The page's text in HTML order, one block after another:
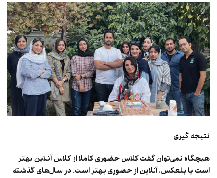
نتیجه گیری
هیچگاه نمی‌توان گفت کلاس حضوری کاملا از کلاس آنلاین بهتر
است یا بلعکس، آنلاین از حضوری بهتر است. در سال‌های گذشته